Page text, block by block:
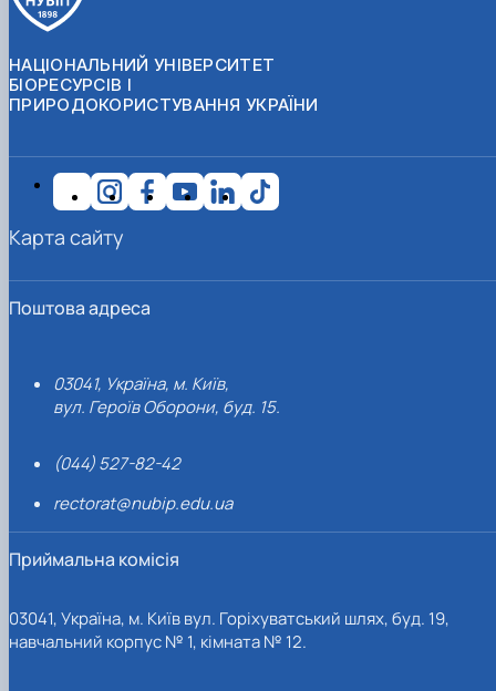
НАЦІОНАЛЬНИЙ УНІВЕРСИТЕТ
БІОРЕСУРСІВ І
ПРИРОДОКОРИСТУВАННЯ УКРАЇНИ
Поштова адреса
03041, Україна, м. Київ,
вул. Героїв Оборони, буд. 15.
(044) 527-82-42
rectorat@nubip.edu.ua
Приймальна комісія
03041, Україна, м. Київ вул. Горіхуватський шлях, буд. 19,
навчальний корпус № 1, кімната № 12.
Карта сайту